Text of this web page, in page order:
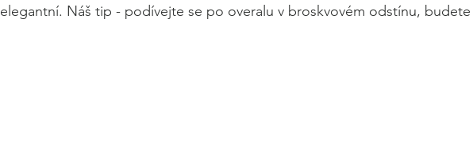
elegantní. Náš tip - podívejte se po overalu v broskvovém odstínu, budete